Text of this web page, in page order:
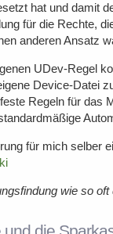
hat und damit
für die Rechte,
anderen Ansatz
UDev-Regel
Device-Datei
Regeln für das
für mich selber
wie so